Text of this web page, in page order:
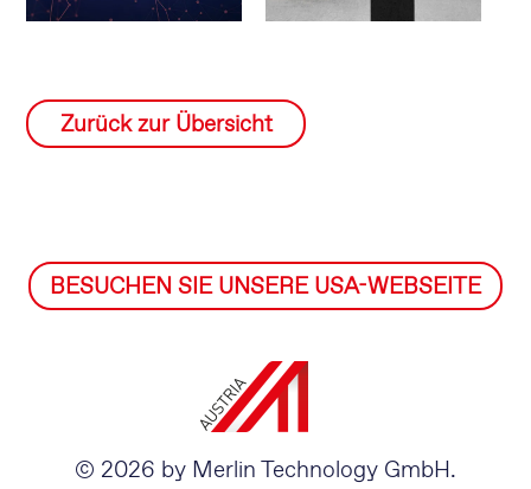
Zurück zur Übersicht
BESUCHEN SIE UNSERE USA-WEBSEITE
© 2026 by Merlin Technology GmbH.